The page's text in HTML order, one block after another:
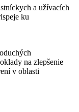
a užívacích
ku
na zlepšenie
v oblasti